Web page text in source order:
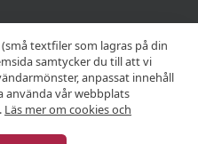
textfiler som lagras på din
samtycker du till att vi
anpassat innehåll
använda vår webbplats
Läs mer om cookies och